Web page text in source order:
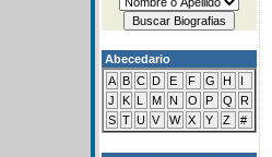
Abecedario
A B C D E F G H
I
J
K L M N O P Q
R
S T U V W X Y Z #